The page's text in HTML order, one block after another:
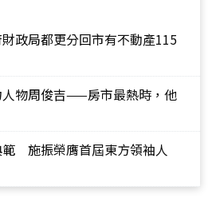
政局都更分回市有不動產115
人物周俊吉——房市最熱時，他
範 施振榮膺首屆東方領袖人